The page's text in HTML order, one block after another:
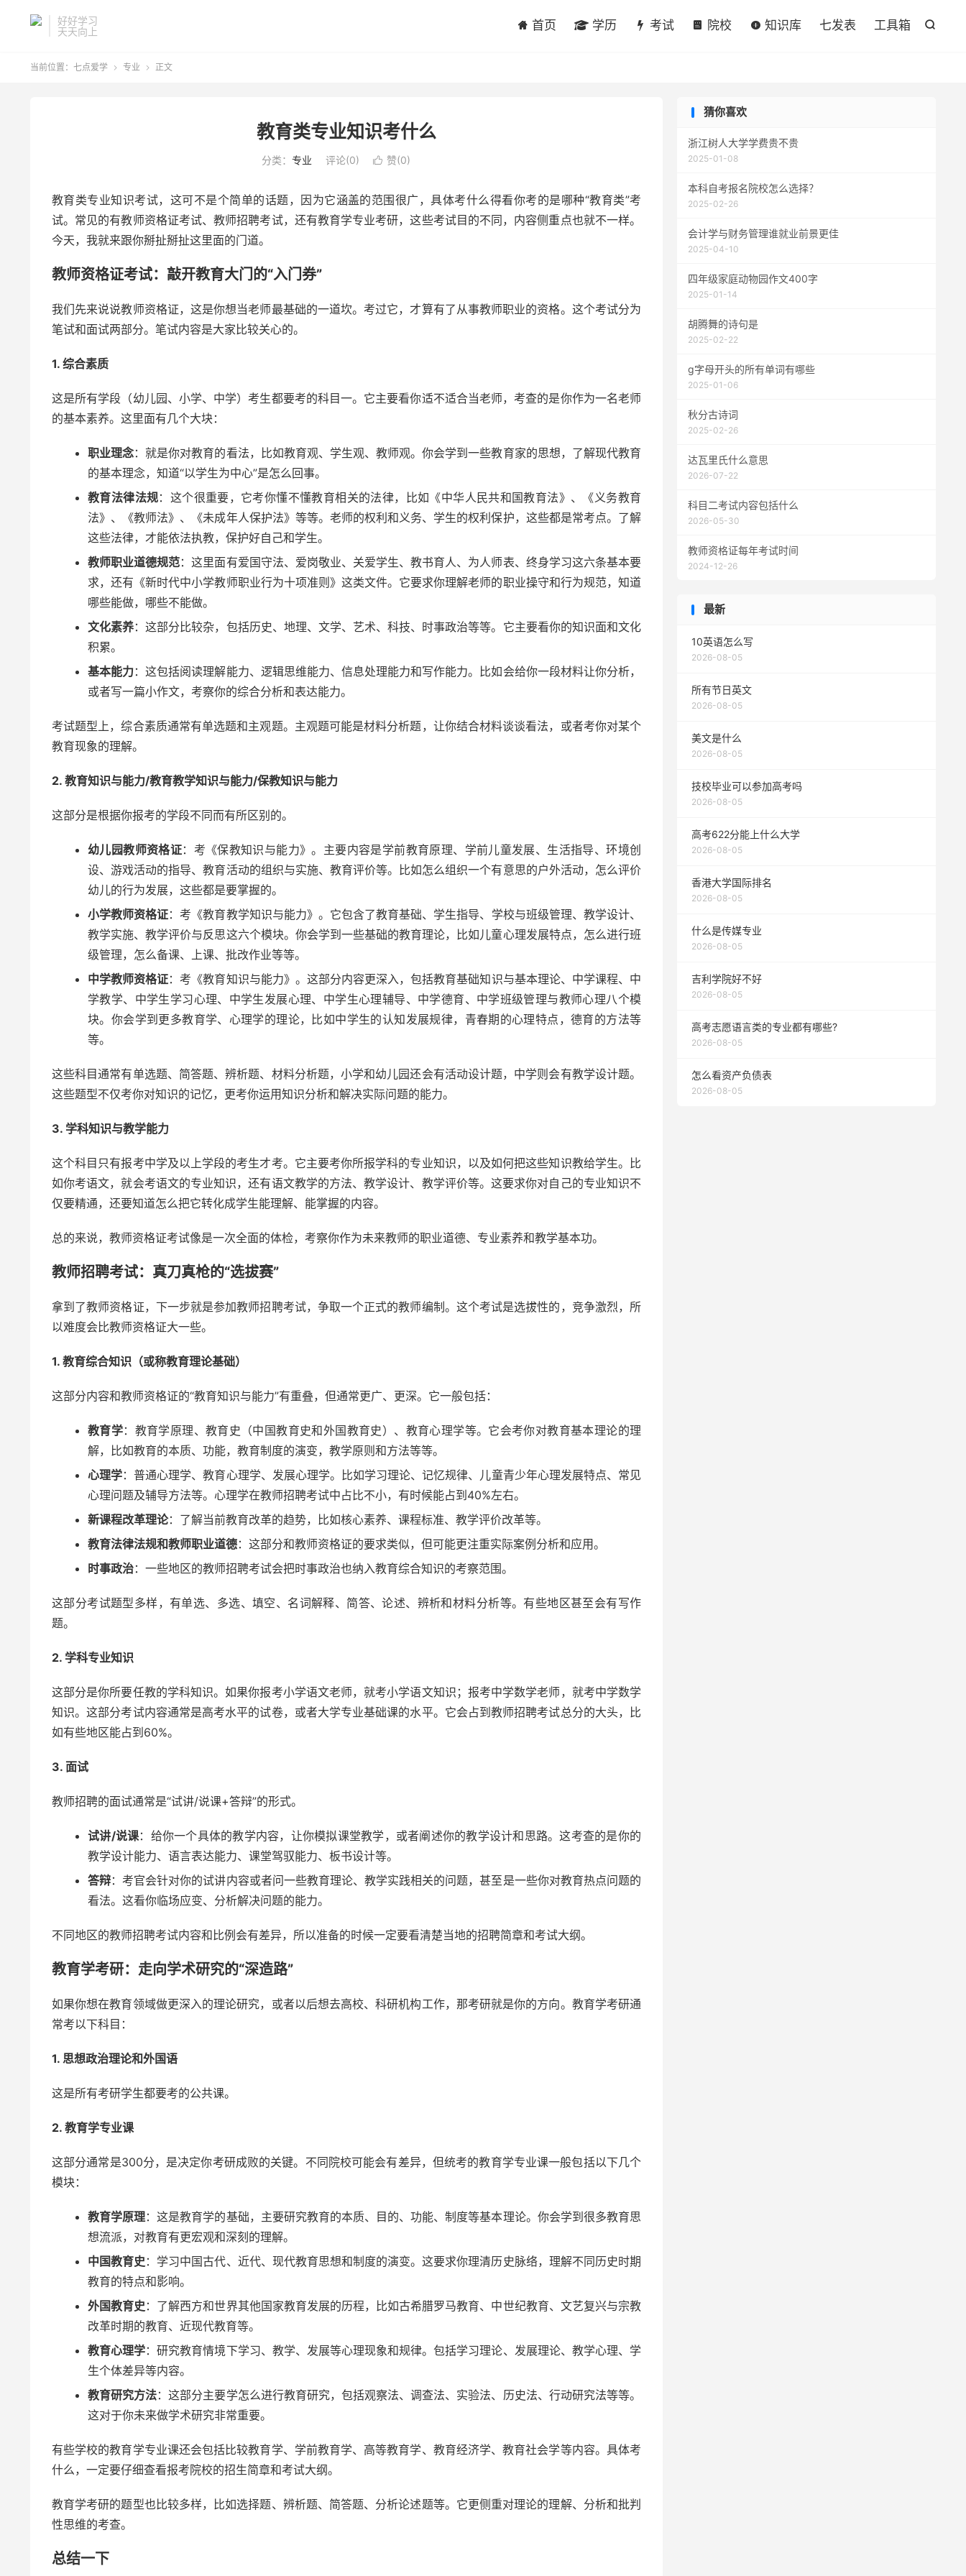
好好学习
天天向上

首页 学历 考试 院校 知识库 七发表 工具箱
当前位置： 七点爱学  专业  正文
教育类专业知识考什么
分类： 专业 评论(0)  赞(0)
教育类专业知识考试，这可不是个简单的话题，因为它涵盖的范围很广，具体考什么得看你考的是哪种“教育类”考
试。常见的有教师资格证考试、教师招聘考试，还有教育学专业考研，这些考试目的不同，内容侧重点也就不一样。
今天，我就来跟你掰扯掰扯这里面的门道。
教师资格证考试：敲开教育大门的“入门券”
我们先来说说教师资格证，这是你想当老师最基础的一道坎。考过它，才算有了从事教师职业的资格。这个考试分为
笔试和面试两部分。笔试内容是大家比较关心的。
1. 综合素质
这是所有学段（幼儿园、小学、中学）考生都要考的科目一。它主要看你适不适合当老师，考查的是你作为一名老师
的基本素养。这里面有几个大块：
职业理念：就是你对教育的看法，比如教育观、学生观、教师观。你会学到一些教育家的思想，了解现代教育
的基本理念，知道“以学生为中心”是怎么回事。
教育法律法规：这个很重要，它考你懂不懂教育相关的法律，比如《中华人民共和国教育法》、《义务教育
法》、《教师法》、《未成年人保护法》等等。老师的权利和义务、学生的权利保护，这些都是常考点。了解
这些法律，才能依法执教，保护好自己和学生。
教师职业道德规范：这里面有爱国守法、爱岗敬业、关爱学生、教书育人、为人师表、终身学习这六条基本要
求，还有《新时代中小学教师职业行为十项准则》这类文件。它要求你理解老师的职业操守和行为规范，知道
哪些能做，哪些不能做。
文化素养：这部分比较杂，包括历史、地理、文学、艺术、科技、时事政治等等。它主要看你的知识面和文化
积累。
基本能力：这包括阅读理解能力、逻辑思维能力、信息处理能力和写作能力。比如会给你一段材料让你分析，
或者写一篇小作文，考察你的综合分析和表达能力。
考试题型上，综合素质通常有单选题和主观题。主观题可能是材料分析题，让你结合材料谈谈看法，或者考你对某个
教育现象的理解。
2. 教育知识与能力/教育教学知识与能力/保教知识与能力
这部分是根据你报考的学段不同而有所区别的。
幼儿园教师资格证：考《保教知识与能力》。主要内容是学前教育原理、学前儿童发展、生活指导、环境创
设、游戏活动的指导、教育活动的组织与实施、教育评价等。比如怎么组织一个有意思的户外活动，怎么评价
幼儿的行为发展，这些都是要掌握的。
小学教师资格证：考《教育教学知识与能力》。它包含了教育基础、学生指导、学校与班级管理、教学设计、
教学实施、教学评价与反思这六个模块。你会学到一些基础的教育理论，比如儿童心理发展特点，怎么进行班
级管理，怎么备课、上课、批改作业等等。
中学教师资格证：考《教育知识与能力》。这部分内容更深入，包括教育基础知识与基本理论、中学课程、中
学教学、中学生学习心理、中学生发展心理、中学生心理辅导、中学德育、中学班级管理与教师心理八个模
块。你会学到更多教育学、心理学的理论，比如中学生的认知发展规律，青春期的心理特点，德育的方法等
等。
这些科目通常有单选题、简答题、辨析题、材料分析题，小学和幼儿园还会有活动设计题，中学则会有教学设计题。
这些题型不仅考你对知识的记忆，更考你运用知识分析和解决实际问题的能力。
3. 学科知识与教学能力
这个科目只有报考中学及以上学段的考生才考。它主要考你所报学科的专业知识，以及如何把这些知识教给学生。比
如你考语文，就会考语文的专业知识，还有语文教学的方法、教学设计、教学评价等。这要求你对自己的专业知识不
仅要精通，还要知道怎么把它转化成学生能理解、能掌握的内容。
总的来说，教师资格证考试像是一次全面的体检，考察你作为未来教师的职业道德、专业素养和教学基本功。
教师招聘考试：真刀真枪的“选拔赛”
拿到了教师资格证，下一步就是参加教师招聘考试，争取一个正式的教师编制。这个考试是选拔性的，竞争激烈，所
以难度会比教师资格证大一些。
1. 教育综合知识（或称教育理论基础）
这部分内容和教师资格证的“教育知识与能力”有重叠，但通常更广、更深。它一般包括：
教育学：教育学原理、教育史（中国教育史和外国教育史）、教育心理学等。它会考你对教育基本理论的理
解，比如教育的本质、功能，教育制度的演变，教学原则和方法等等。
心理学：普通心理学、教育心理学、发展心理学。比如学习理论、记忆规律、儿童青少年心理发展特点、常见
心理问题及辅导方法等。心理学在教师招聘考试中占比不小，有时候能占到40%左右。
新课程改革理论：了解当前教育改革的趋势，比如核心素养、课程标准、教学评价改革等。
教育法律法规和教师职业道德：这部分和教师资格证的要求类似，但可能更注重实际案例分析和应用。
时事政治：一些地区的教师招聘考试会把时事政治也纳入教育综合知识的考察范围。
这部分考试题型多样，有单选、多选、填空、名词解释、简答、论述、辨析和材料分析等。有些地区甚至会有写作
题。
2. 学科专业知识
这部分是你所要任教的学科知识。如果你报考小学语文老师，就考小学语文知识；报考中学数学老师，就考中学数学
知识。这部分考试内容通常是高考水平的试卷，或者大学专业基础课的水平。它会占到教师招聘考试总分的大头，比
如有些地区能占到60%。
3. 面试
教师招聘的面试通常是“试讲/说课+答辩”的形式。
试讲/说课：给你一个具体的教学内容，让你模拟课堂教学，或者阐述你的教学设计和思路。这考查的是你的
教学设计能力、语言表达能力、课堂驾驭能力、板书设计等。
答辩：考官会针对你的试讲内容或者问一些教育理论、教学实践相关的问题，甚至是一些你对教育热点问题的
看法。这看你临场应变、分析解决问题的能力。
不同地区的教师招聘考试内容和比例会有差异，所以准备的时候一定要看清楚当地的招聘简章和考试大纲。
教育学考研：走向学术研究的“深造路”
如果你想在教育领域做更深入的理论研究，或者以后想去高校、科研机构工作，那考研就是你的方向。教育学考研通
常考以下科目：
1. 思想政治理论和外国语
这是所有考研学生都要考的公共课。
2. 教育学专业课
这部分通常是300分，是决定你考研成败的关键。不同院校可能会有差异，但统考的教育学专业课一般包括以下几个
模块：
教育学原理：这是教育学的基础，主要研究教育的本质、目的、功能、制度等基本理论。你会学到很多教育思
想流派，对教育有更宏观和深刻的理解。
中国教育史 ：学习中国古代、近代、现代教育思想和制度的演变。这要求你理清历史脉络，理解不同历史时期
教育的特点和影响。
外国教育史 ：了解西方和世界其他国家教育发展的历程，比如古希腊罗马教育、中世纪教育、文艺复兴与宗教
改革时期的教育、近现代教育等。
教育心理学：研究教育情境下学习、教学、发展等心理现象和规律。包括学习理论、发展理论、教学心理、学
生个体差异等内容。
教育研究方法：这部分主要学怎么进行教育研究，包括观察法、调查法、实验法、历史法、行动研究法等等。
这对于你未来做学术研究非常重要。
有些学校的教育学专业课还会包括比较教育学、学前教育学、高等教育学、教育经济学、教育社会学等内容。具体考
什么，一定要仔细查看报考院校的招生简章和考试大纲。
教育学考研的题型也比较多样，比如选择题、辨析题、简答题、分析论述题等。它更侧重对理论的理解、分析和批判
性思维的考查。
总结一下
猜你喜欢
浙江树人大学学费贵不贵
2025-01-08
本科自考报名院校怎么选择？
2025-02-26
会计学与财务管理谁就业前景更佳
2025-04-10
四年级家庭动物园作文400字
2025-01-14
胡腾舞的诗句是
2025-02-22
g字母开头的所有单词有哪些
2025-01-06
秋分古诗词
2025-02-26
达瓦里氏什么意思
2026-07-22
科目二考试内容包括什么
2026-05-30
教师资格证每年考试时间
2024-12-26
最新
10英语怎么写
2026-08-05
所有节日英文
2026-08-05
美文是什么
2026-08-05
技校毕业可以参加高考吗
2026-08-05
高考622分能上什么大学
2026-08-05
香港大学国际排名
2026-08-05
什么是传媒专业
2026-08-05
吉利学院好不好
2026-08-05
高考志愿语言类的专业都有哪些?
2026-08-05
怎么看资产负债表
2026-08-05